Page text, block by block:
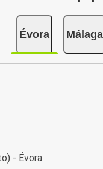
Évora Málaga
- Évora